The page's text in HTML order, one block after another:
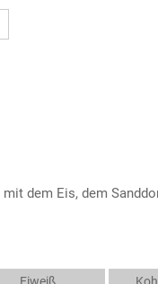
dem Eis, dem